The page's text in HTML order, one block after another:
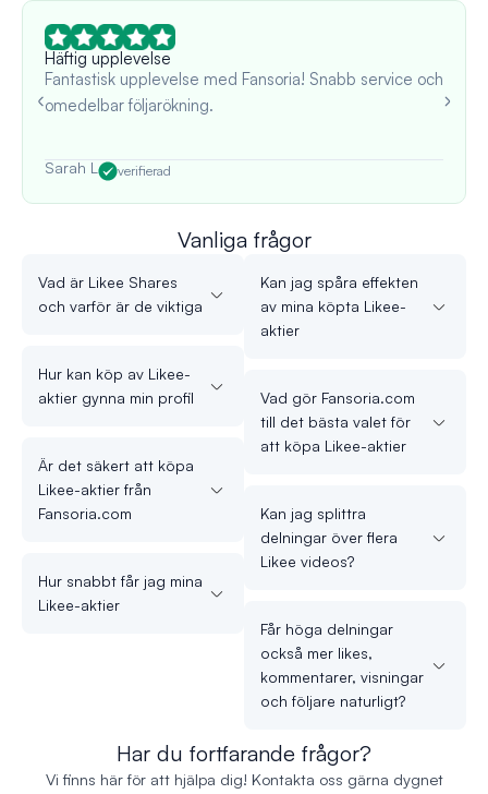
Häftig upplevelse
Fantastisk upplevelse med Fansoria! Snabb service och
omedelbar följarökning.
Sarah L verifierad
Vanliga frågor
Vad är Likee Shares
och varför är de viktiga
Hur kan köp av Likee-
aktier gynna min profil
Är det säkert att köpa
Likee-aktier från
Fansoria.com
Hur snabbt får jag mina
Likee-aktier
Kan jag spåra effekten
av mina köpta Likee-
aktier
Vad gör Fansoria.com
till det bästa valet för
att köpa Likee-aktier
Kan jag splittra
delningar över flera
Likee videos?
Får höga delningar
också mer likes,
kommentarer, visningar
och följare naturligt?
Har du fortfarande frågor?
Vi finns här för att hjälpa dig! Kontakta oss gärna dygnet